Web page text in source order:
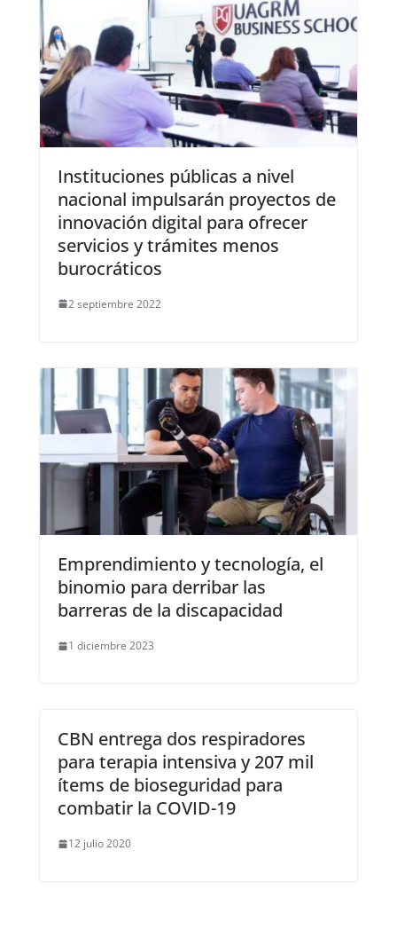
Instituciones públicas a nivel
nacional impulsarán proyectos de
innovación digital para ofrecer
servicios y trámites menos
burocráticos
2 septiembre 2022
Emprendimiento y tecnología, el
binomio para derribar las
barreras de la discapacidad
1 diciembre 2023
CBN entrega dos respiradores
para terapia intensiva y 207 mil
ítems de bioseguridad para
combatir la COVID-19
12 julio 2020